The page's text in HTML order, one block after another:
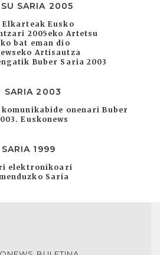
SARIA 2005
Elkarteak Eusko
2005eko Artetsu
bat eman dio
Artisautza
Buber Saria 2003
SARIA 2003
komunikabide onenari Buber
Euskonews
1999
elektronikoari
Saria